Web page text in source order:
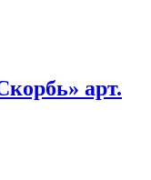
арт.